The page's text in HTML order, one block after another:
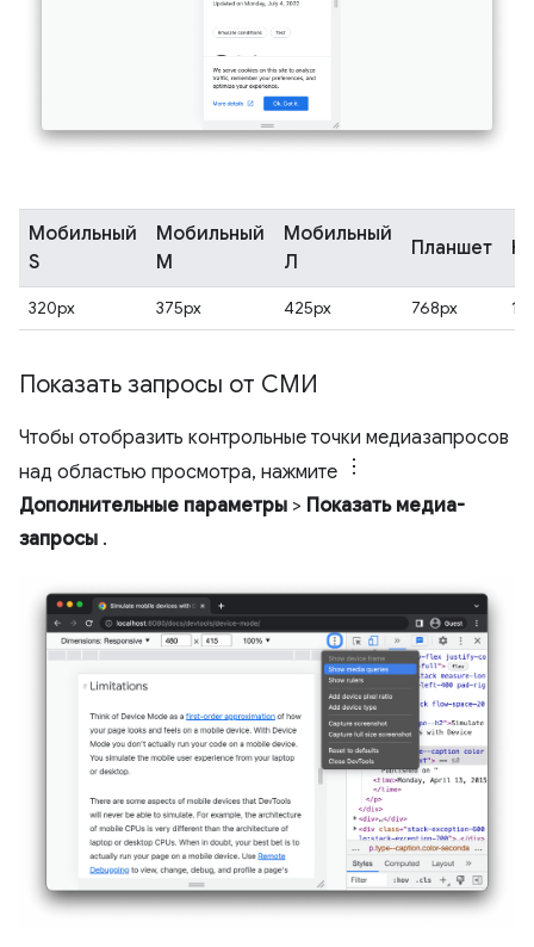
Мобильный
S
Мобильный
М
Мобильный
Л
Планшет
320px 375px 425px 768px
Показать запросы от СМИ
Чтобы отобразить контрольные точки медиазапросов
над областью просмотра, нажмите
Дополнительные параметры > Показать медиа-
запросы .